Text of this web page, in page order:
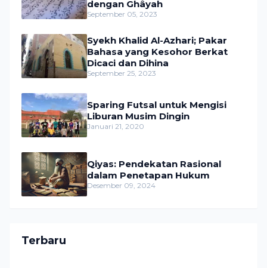
dengan Ghâyah
September 05, 2023
Syekh Khalid Al-Azhari; Pakar
Bahasa yang Kesohor Berkat
Dicaci dan Dihina
September 25, 2023
Sparing Futsal untuk Mengisi
Liburan Musim Dingin
Januari 21, 2020
Qiyas: Pendekatan Rasional
dalam Penetapan Hukum
Desember 09, 2024
Terbaru